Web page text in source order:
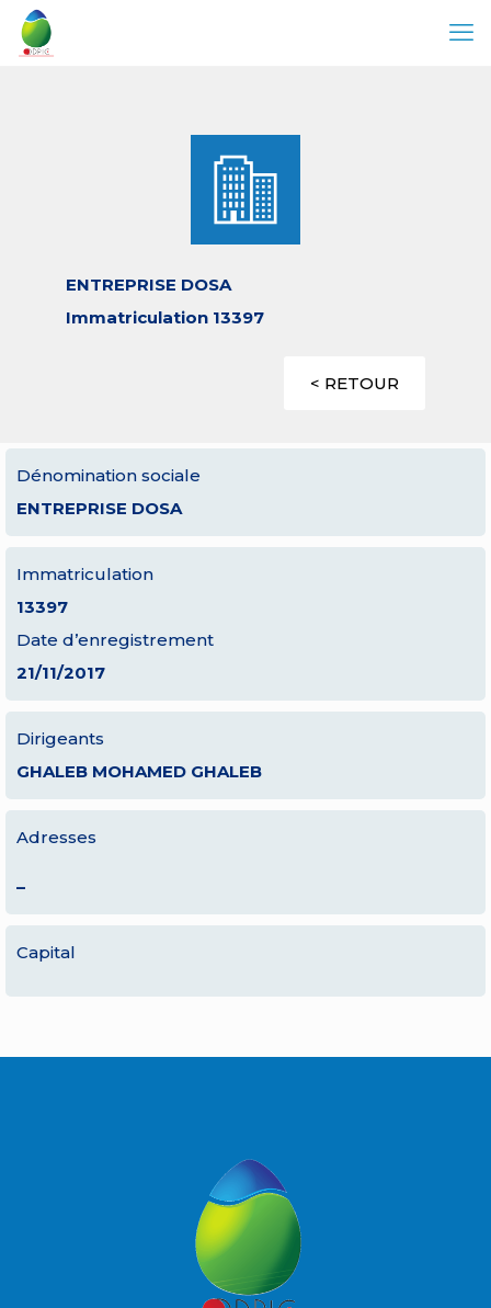
ENTREPRISE DOSA
Immatriculation 13397
< RETOUR
Dénomination sociale
ENTREPRISE DOSA
Immatriculation
13397
Date d’enregistrement
21/11/2017
Dirigeants
GHALEB MOHAMED GHALEB
Adresses
–
Capital